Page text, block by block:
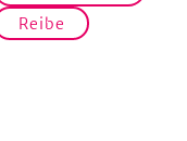
Reibe